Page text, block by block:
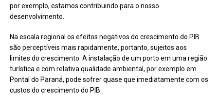
por exemplo, estamos contribuindo para o nosso
desenvolvimento.
Na escala regional os efeitos negativos do crescimento do PIB
são perceptíveis mais rapidamente, portanto, sujeitos aos
limites do crescimento. A instalação de um porto em uma região
turística e com relativa qualidade ambiental, por exemplo em
Pontal do Paraná, pode sofrer quase que imediatamente com os
custos do crescimento do PIB.